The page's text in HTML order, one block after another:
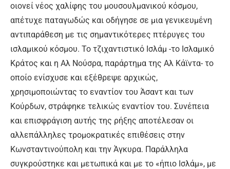
οιονεί νέος χαλίφης του μουσουλμανικού κόσμου,
απέτυχε παταγωδώς και οδήγησε σε μια γενικευμένη
αντιπαράθεση με τις σημαντικότερες πτέρυγες του
ισλαμικού κόσμου. Το τζιχαντιστικό Ισλάμ -το Ισλαμικό
Κράτος και η Αλ Νούσρα, παράρτημα της Αλ Κάϊντα- το
οποίο ενίσχυσε και εξέθρεψε αρχικώς,
χρησιμοποιώντας το εναντίον του Άσαντ και των
Κούρδων, στράφηκε τελικώς εναντίον του. Συνέπεια
και επισφράγιση αυτής της ρήξης αποτέλεσαν οι
αλλεπάλληλες τρομοκρατικές επιθέσεις στην
Κωνσταντινούπολη και την Άγκυρα. Παράλληλα
συγκρούστηκε και μετωπικά και με το «ήπιο Ισλάμ», με